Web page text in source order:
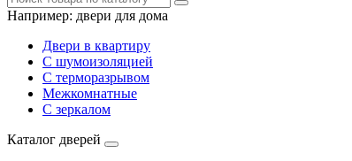
Например: двери для дома
Двери в квартиру
С шумоизоляцией
С терморазрывом
Межкомнатные
С зеркалом
Каталог дверей